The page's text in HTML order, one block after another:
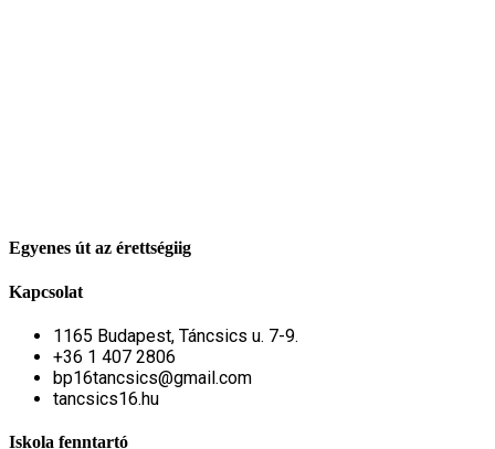
Egyenes út az érettségiig
Kapcsolat
1165 Budapest, Táncsics u. 7-9.
+36 1 407 2806
bp16tancsics@gmail.com
tancsics16.hu
Iskola fenntartó